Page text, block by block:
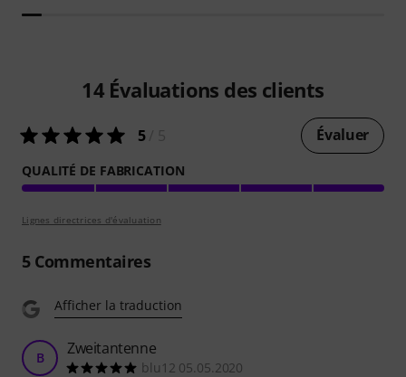
14 Évaluations des clients
5/ 5 Évaluer
QUALITÉ DE FABRICATION
Lignes directrices d'évaluation
5Commentaires
Afficher la traduction
B Zweitantenne
blu12 05.05.2020